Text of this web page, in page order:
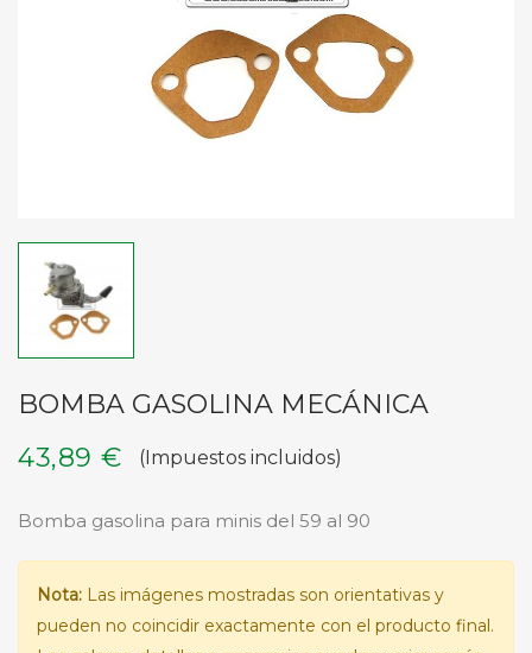
BOMBA GASOLINA MECÁNICA
43,89 €
(Impuestos incluidos)
Bomba gasolina para minis del 59 al 90
Nota: Las imágenes mostradas son orientativas y
pueden no coincidir exactamente con el producto final.